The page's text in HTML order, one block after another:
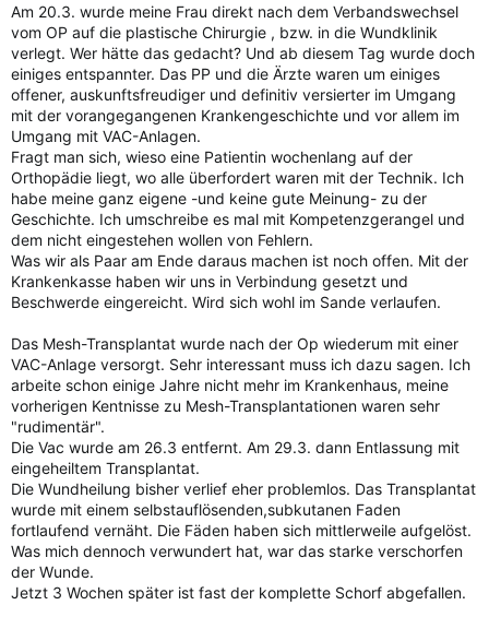
Am 20.3. wurde meine Frau direkt nach dem Verbandswechsel
vom OP auf die plastische Chirurgie , bzw. in die Wundklinik
verlegt. Wer hätte das gedacht? Und ab diesem Tag wurde doch
einiges entspannter. Das PP und die Ärzte waren um einiges
offener, auskunftsfreudiger und definitiv versierter im Umgang
mit der vorangegangenen Krankengeschichte und vor allem im
Umgang mit VAC-Anlagen.
Fragt man sich, wieso eine Patientin wochenlang auf der
Orthopädie liegt, wo alle überfordert waren mit der Technik. Ich
habe meine ganz eigene -und keine gute Meinung- zu der
Geschichte. Ich umschreibe es mal mit Kompetenzgerangel und
dem nicht eingestehen wollen von Fehlern.
Was wir als Paar am Ende daraus machen ist noch offen. Mit der
Krankenkasse haben wir uns in Verbindung gesetzt und
Beschwerde eingereicht. Wird sich wohl im Sande verlaufen.
Das Mesh-Transplantat wurde nach der Op wiederum mit einer
VAC-Anlage versorgt. Sehr interessant muss ich dazu sagen. Ich
arbeite schon einige Jahre nicht mehr im Krankenhaus, meine
vorherigen Kentnisse zu Mesh-Transplantationen waren sehr
"rudimentär".
Die Vac wurde am 26.3 entfernt. Am 29.3. dann Entlassung mit
eingeheiltem Transplantat.
Die Wundheilung bisher verlief eher problemlos. Das Transplantat
wurde mit einem selbstauflösenden,subkutanen Faden
fortlaufend vernäht. Die Fäden haben sich mittlerweile aufgelöst.
Was mich dennoch verwundert hat, war das starke verschorfen
der Wunde.
Jetzt 3 Wochen später ist fast der komplette Schorf abgefallen.